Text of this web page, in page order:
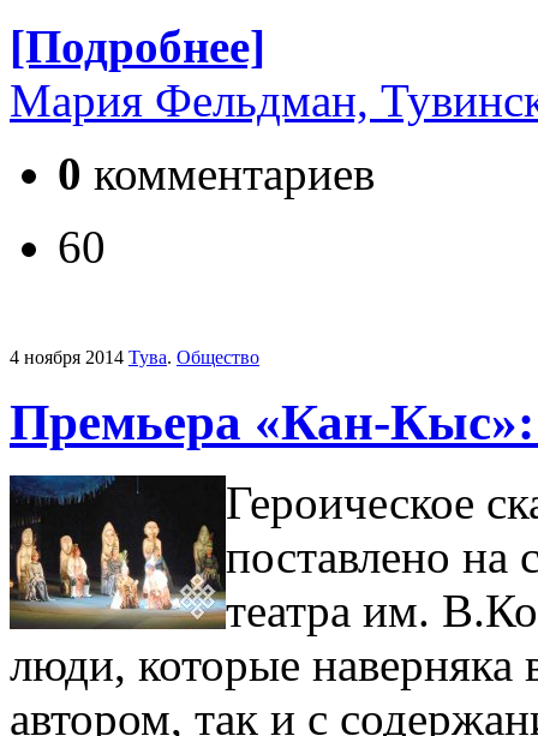
[Подробнее]
Мария Фельдман,
0 комментариев
60
4 ноября 2014 Тува. Общество
Премьера «Кан-Кыс»:
Героическое
поставлено на
театра им.
люди, которые наверняка
автором, так и с